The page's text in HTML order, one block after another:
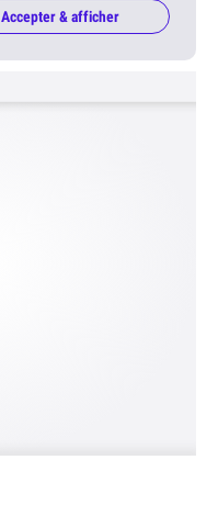
Accepter & afficher